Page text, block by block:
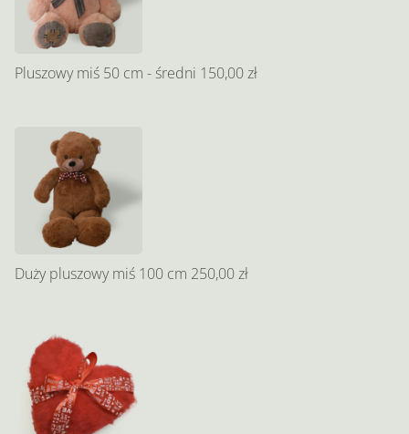
Pluszowy miś 50 cm - średni 150,00 zł
Duży pluszowy miś 100 cm 250,00 zł